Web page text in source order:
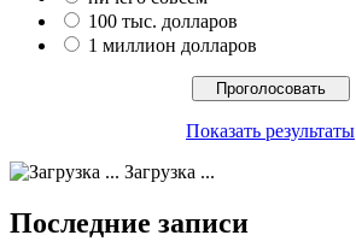
100 тыс. долларов
1 миллион долларов
Показать результаты
Загрузка ...
Последние записи